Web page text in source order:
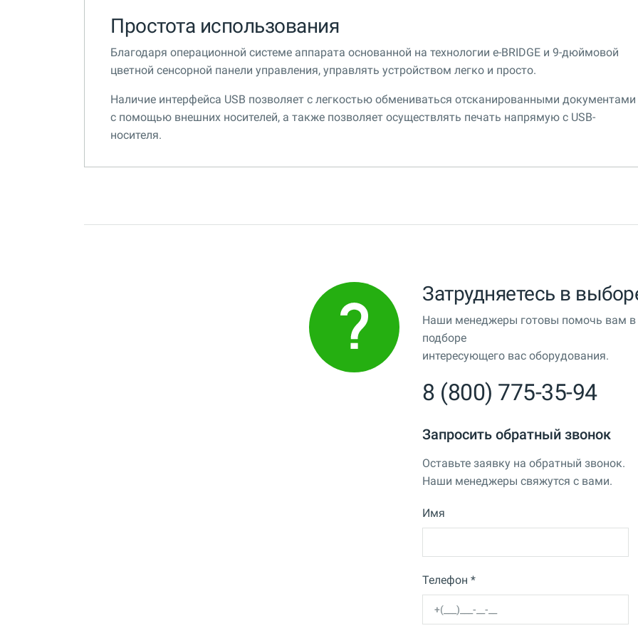
Простота использования
Благодаря операционной системе аппарата основанной на технологии e-BRIDGE и 9-дюймовой
цветной сенсорной панели управления, управлять устройством легко и просто.
Наличие интерфейса USB позволяет с легкостью обмениваться отсканированными документами
с помощью внешних носителей, а также позволяет осуществлять печать напрямую с USB-
носителя.
Затрудняетесь в
Наши менеджеры готовы помочь вам в
подборе
интересующего вас оборудования.
8 (800) 775-35-94
Запросить обратный звонок
Оставьте заявку на обратный звонок.
Наши менеджеры свяжутся с вами.
Имя
Телефон *